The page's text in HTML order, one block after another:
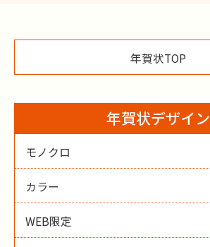
年賀状TOP
年賀状デザイン
モノクロ
カラー
WEB限定